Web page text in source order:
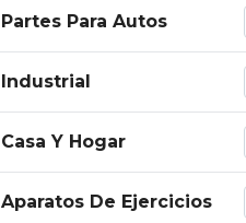
Partes Para Autos
Industrial
Casa Y Hogar
Aparatos De Ejercicios